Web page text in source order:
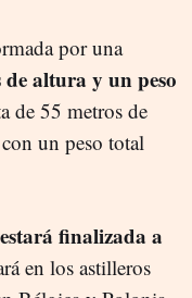
por una
de altura y un peso
de 55 metros de
un peso total
estará finalizada a
en los astilleros